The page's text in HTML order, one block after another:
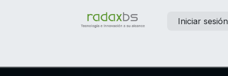
Iniciar sesión